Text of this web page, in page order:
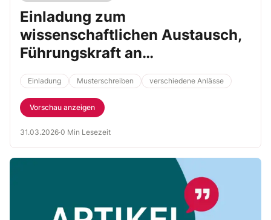
Einladung zum
wissenschaftlichen Austausch,
Führungskraft an
Geschäftspartnerin
Einladung Musterschreiben verschiedene Anlässe
Vorschau anzeigen
31.03.2026·0 Min Lesezeit